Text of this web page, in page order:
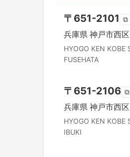
〒 651-2101 ⧉
兵庫県 神戸市西区
HYOGO KEN KOBE
FUSEHATA
〒 651-2106 ⧉
兵庫県 神戸市西区
HYOGO KEN KOBE
IBUKI